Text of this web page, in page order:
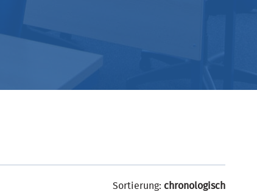
Sortierung: chronologisch